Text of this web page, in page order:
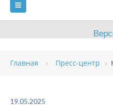
ГЛАВНАЯ
ВИДЫ СПОРТА
Главная Пресс-центр
19.05.2025